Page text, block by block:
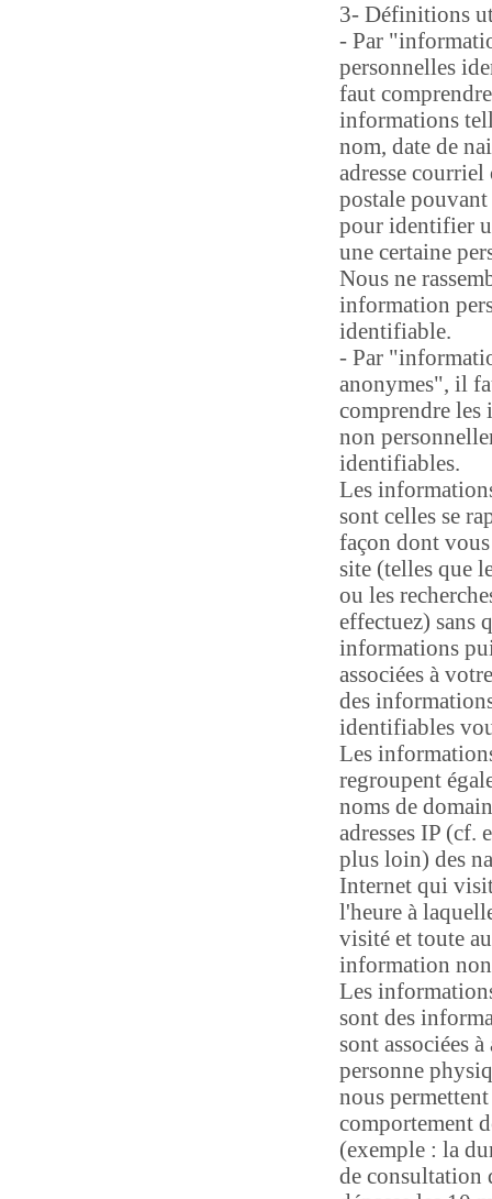
3- Définitions
- Par
personnelles
faut
informations
nom, date de
adresse courriel
postale
pour identifier
une certaine
Nous ne
information
identifiable.
- Par
anonymes", il
comprendre
non
identifiables.
Les
sont celles se
façon dont
site (telles que
ou les
effectuez) sans
informations
associées à
des
identifiables
Les
regroupent
noms de
adresses IP (cf.
plus loin) des
Internet qui
l'heure à
visité et toute
information
Les
sont des
sont associées
personne
nous
comportement
(exemple : la
de consultation